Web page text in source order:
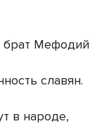
брат Мефодий
славян.
в народе,